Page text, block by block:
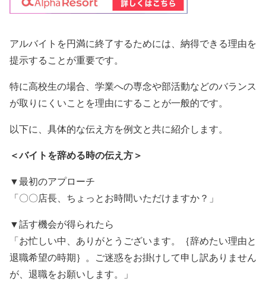
アルバイトを円満に終了するためには、納得できる理由を
提示することが重要です。
特に高校生の場合、学業への専念や部活動などのバランス
が取りにくいことを理由にすることが一般的です。
以下に、具体的な伝え方を例文と共に紹介します。
＜バイトを辞める時の伝え方＞
▼最初のアプローチ
「〇〇店長、ちょっとお時間いただけますか？」
▼話す機会が得られたら
「お忙しい中、ありがとうございます。｛辞めたい理由と
退職希望の時期｝。ご迷惑をお掛けして申し訳ありません
が、退職をお願いします。」